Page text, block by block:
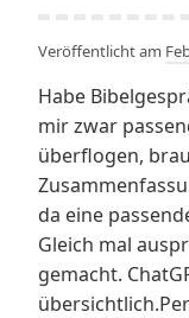
Veröffentlicht am
Habe
mir zwar
überflogen,
da eine
Gleich mal
gemacht.